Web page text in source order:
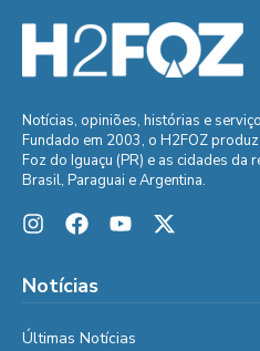
Notícias, opiniões, histórias e
Fundado em 2003, o H2FOZ
Foz do Iguaçu (PR) e as cidades
Brasil, Paraguai e Argentina.
Notícias
Últimas Notícias